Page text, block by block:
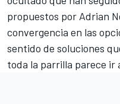
propuestos por Adrian
convergencia en las
sentido de soluciones
toda la parrilla parece ir